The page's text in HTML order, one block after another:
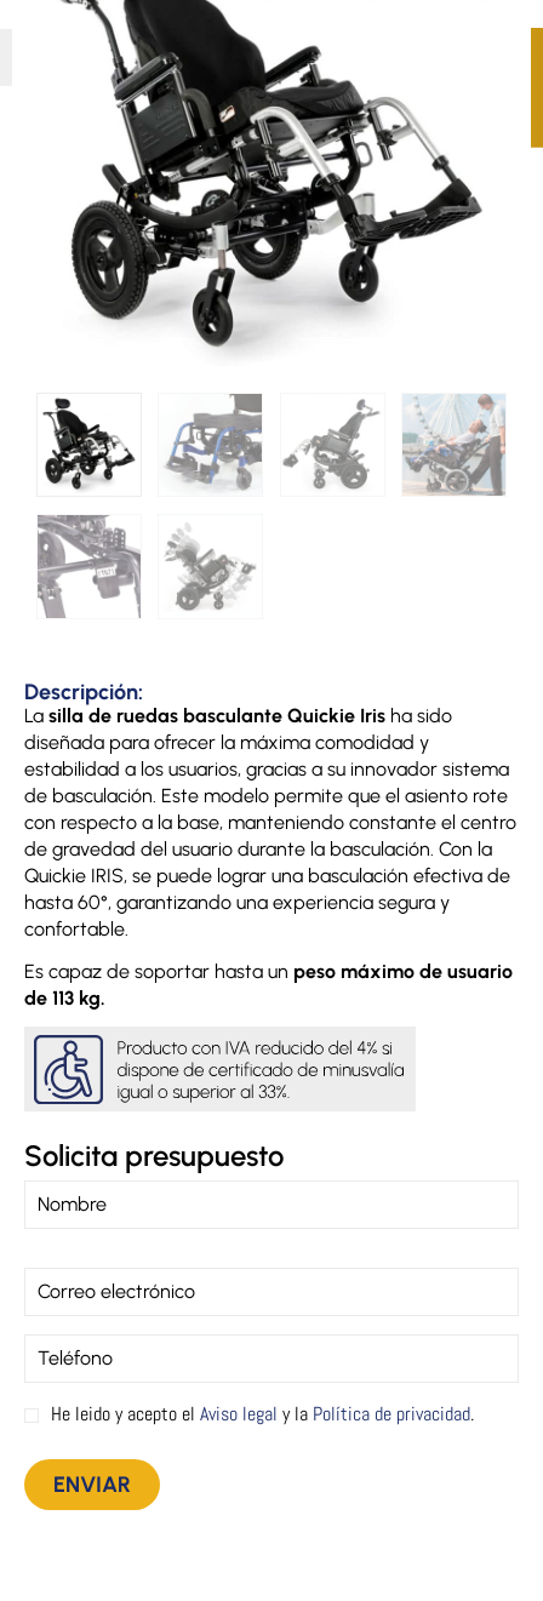
Descripción:
La silla de ruedas basculante Quickie Iris ha sido
diseñada para ofrecer la máxima comodidad y
estabilidad a los usuarios, gracias a su innovador sistema
de basculación. Este modelo permite que el asiento rote
con respecto a la base, manteniendo constante el centro
de gravedad del usuario durante la basculación. Con la
Quickie IRIS, se puede lograr una basculación efectiva de
hasta 60°, garantizando una experiencia segura y
confortable.
Es capaz de soportar hasta un peso máximo de usuario
de 113 kg.
Solicita presupuesto
He leido y acepto el Aviso legal y la Política de privacidad.